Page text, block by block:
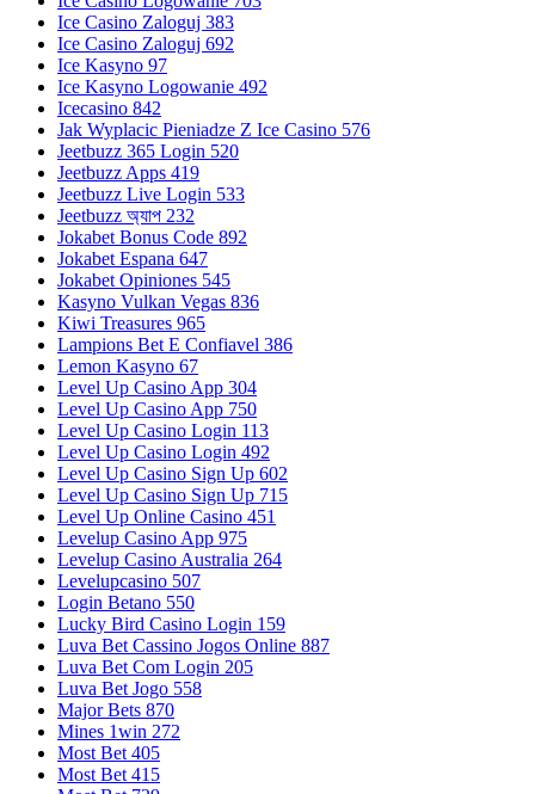
Ice Casino Zaloguj 383
Ice Casino Zaloguj 692
Ice Kasyno 97
Ice Kasyno Logowanie 492
Icecasino 842
Jak Wyplacic Pieniadze Z Ice Casino 576
Jeetbuzz 365 Login 520
Jeetbuzz Apps 419
Jeetbuzz Live Login 533
Jeetbuzz অ্যাপ 232
Jokabet Bonus Code 892
Jokabet Espana 647
Jokabet Opiniones 545
Kasyno Vulkan Vegas 836
Kiwi Treasures 965
Lampions Bet E Confiavel 386
Lemon Kasyno 67
Level Up Casino App 304
Level Up Casino App 750
Level Up Casino Login 113
Level Up Casino Login 492
Level Up Casino Sign Up 602
Level Up Casino Sign Up 715
Level Up Online Casino 451
Levelup Casino App 975
Levelup Casino Australia 264
Levelupcasino 507
Login Betano 550
Lucky Bird Casino Login 159
Luva Bet Cassino Jogos Online 887
Luva Bet Com Login 205
Luva Bet Jogo 558
Major Bets 870
Mines 1win 272
Most Bet 405
Most Bet 415